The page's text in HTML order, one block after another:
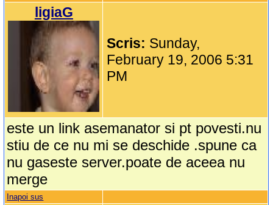
ligiaG
Scris: Sunday,
February 19, 2006 5:31
PM
este un link asemanator si pt povesti.nu
stiu de ce nu mi se deschide .spune ca
nu gaseste server.poate de aceea nu
merge
Inapoi sus